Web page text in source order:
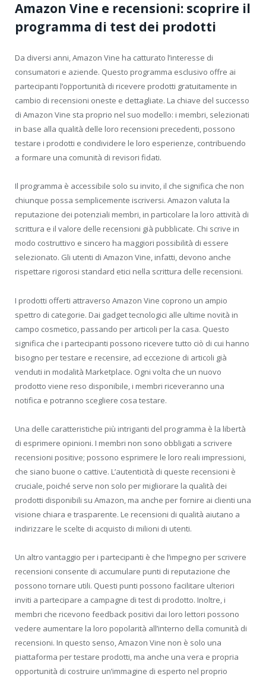
Amazon Vine e recensioni: scoprire il
programma di test dei prodotti
Da diversi anni, Amazon Vine ha catturato l’interesse di
consumatori e aziende. Questo programma esclusivo offre ai
partecipanti l’opportunità di ricevere prodotti gratuitamente in
cambio di recensioni oneste e dettagliate. La chiave del successo
di Amazon Vine sta proprio nel suo modello: i membri, selezionati
in base alla qualità delle loro recensioni precedenti, possono
testare i prodotti e condividere le loro esperienze, contribuendo
a formare una comunità di revisori fidati.
Il programma è accessibile solo su invito, il che significa che non
chiunque possa semplicemente iscriversi. Amazon valuta la
reputazione dei potenziali membri, in particolare la loro attività di
scrittura e il valore delle recensioni già pubblicate. Chi scrive in
modo costruttivo e sincero ha maggiori possibilità di essere
selezionato. Gli utenti di Amazon Vine, infatti, devono anche
rispettare rigorosi standard etici nella scrittura delle recensioni.
I prodotti offerti attraverso Amazon Vine coprono un ampio
spettro di categorie. Dai gadget tecnologici alle ultime novità in
campo cosmetico, passando per articoli per la casa. Questo
significa che i partecipanti possono ricevere tutto ciò di cui hanno
bisogno per testare e recensire, ad eccezione di articoli già
venduti in modalità Marketplace. Ogni volta che un nuovo
prodotto viene reso disponibile, i membri riceveranno una
notifica e potranno scegliere cosa testare.
Una delle caratteristiche più intriganti del programma è la libertà
di esprimere opinioni. I membri non sono obbligati a scrivere
recensioni positive; possono esprimere le loro reali impressioni,
che siano buone o cattive. L’autenticità di queste recensioni è
cruciale, poiché serve non solo per migliorare la qualità dei
prodotti disponibili su Amazon, ma anche per fornire ai clienti una
visione chiara e trasparente. Le recensioni di qualità aiutano a
indirizzare le scelte di acquisto di milioni di utenti.
Un altro vantaggio per i partecipanti è che l’impegno per scrivere
recensioni consente di accumulare punti di reputazione che
possono tornare utili. Questi punti possono facilitare ulteriori
inviti a partecipare a campagne di test di prodotto. Inoltre, i
membri che ricevono feedback positivi dai loro lettori possono
vedere aumentare la loro popolarità all’interno della comunità di
recensioni. In questo senso, Amazon Vine non è solo una
piattaforma per testare prodotti, ma anche una vera e propria
opportunità di costruire un’immagine di esperto nel proprio